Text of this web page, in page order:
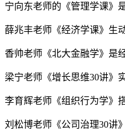
宁向东老师的《管理学课》
薛兆丰老师《经济学课》生
香帅老师《北大金融学》是
梁宁老师《增长思维30讲》
李育辉老师《组织行为学》
刘松博老师《公司治理30讲